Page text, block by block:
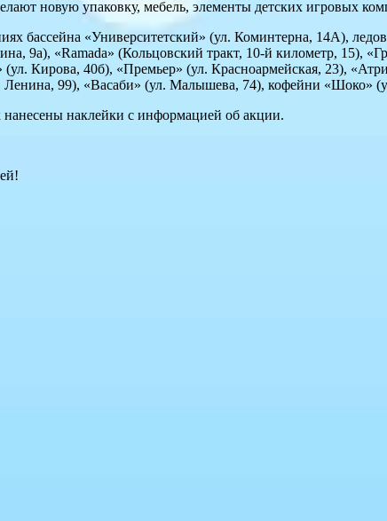
новую упаковку, мебель, элементы детских игровых
бассейна «Университетский» (ул. Коминтерна, 14А),
9а), «Ramada» (Кольцовский тракт, 10-й километр, 15),
Кирова, 40б), «Премьер» (ул. Красноармейская, 23),
Ленина, 99), «Васаби» (ул. Малышева, 74), кофейни «Шоко»
нанесены наклейки с информацией об акции.